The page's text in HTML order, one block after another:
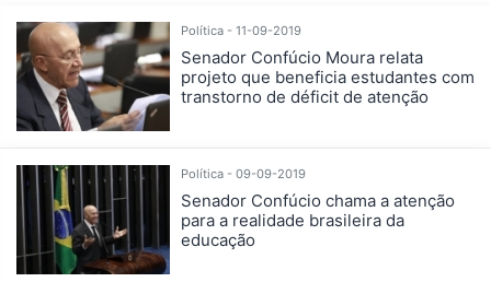
Política - 11-09-2019
Senador Confúcio Moura relata
projeto que beneficia estudantes com
transtorno de déficit de atenção
Política - 09-09-2019
Senador Confúcio chama a atenção
para a realidade brasileira da
educação